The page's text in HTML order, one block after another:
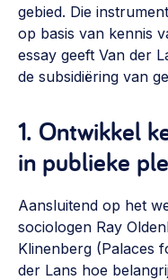
gebied. Die
op basis van kennis
essay geeft Van der
de subsidiëring van
1. Ontwikkel
in publieke
Aansluitend op het
sociologen Ray
Klinenberg (Palaces
der Lans hoe